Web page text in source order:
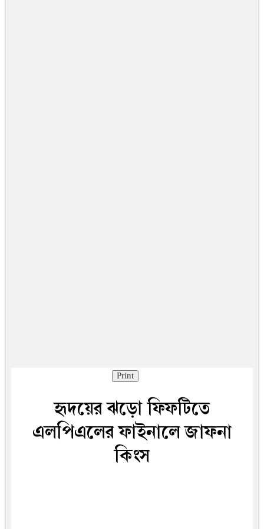
Print
হৃদয়ের ঝড়ো ফিফটিতে
এলপিএলের ফাইনালে জাফনা
কিংস